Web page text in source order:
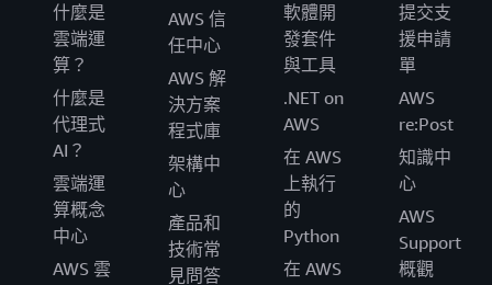
什麼是
雲端運
算？
什麼是
代理式
AI？
雲端運
算概念
中心
AWS 雲
AWS 信
任中心
AWS 解
決方案
程式庫
架構中
心
產品和
技術常
見問答
軟體開
發套件
與工具
.NET on
AWS
在 AWS
上執行
的
Python
在 AWS
提交支
援申請
單
AWS
re:Post
知識中
心
AWS
Support
概觀